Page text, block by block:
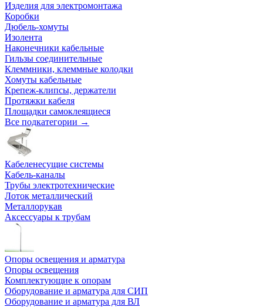
Изделия для электромонтажа
Коробки
Дюбель-хомуты
Изолента
Наконечники кабельные
Гильзы соединительные
Клеммники, клеммные колодки
Хомуты кабельные
Крепеж-клипсы, держатели
Протяжки кабеля
Площадки самоклеящиеся
Все подкатегории →
Кабеленесущие системы
Кабель-каналы
Трубы электротехнические
Лоток металлический
Металлорукав
Аксессуары к трубам
Опоры освещения и арматура
Опоры освещения
Комплектующие к опорам
Оборудование и арматура для СИП
Оборудование и арматура для ВЛ